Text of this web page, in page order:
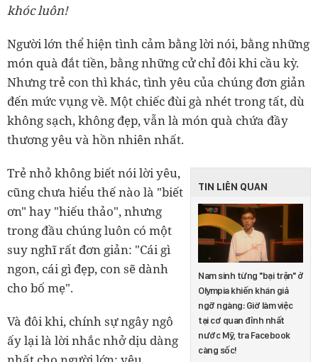
khóc luôn!
Người lớn thể hiện tình cảm bằng lời nói, bằng những
món quà đắt tiền, bằng những cử chỉ đôi khi cầu kỳ.
Nhưng trẻ con thì khác, tình yêu của chúng đơn giản
đến mức vụng về. Một chiếc đùi gà nhét trong tất, dù
không sạch, không đẹp, vẫn là món quà chứa đầy
thương yêu và hồn nhiên nhất.
TIN LIÊN QUAN
Nam sinh từng "bại trận" ở
Olympia khiến khán giả
ngỡ ngàng: Giờ làm việc
tại cơ quan đỉnh nhất
nước Mỹ, tra Facebook
càng sốc!
Trẻ nhỏ không biết nói lời yêu,
cũng chưa hiểu thế nào là "biết
ơn" hay "hiếu thảo", nhưng
trong đầu chúng luôn có một
suy nghĩ rất đơn giản: "Cái gì
ngon, cái gì đẹp, con sẽ dành
cho bố mẹ".
Và đôi khi, chính sự ngây ngô
ấy lại là lời nhắc nhở dịu dàng